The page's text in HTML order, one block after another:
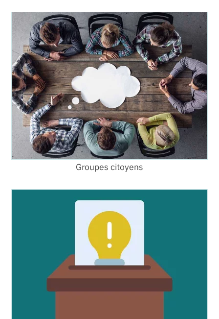
Groupes citoyens